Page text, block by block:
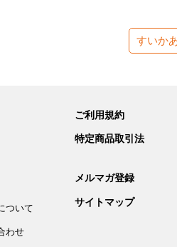
すいか
ついて
わせ
ご利用規約
特定商品取引法
メルマガ登録
サイトマップ